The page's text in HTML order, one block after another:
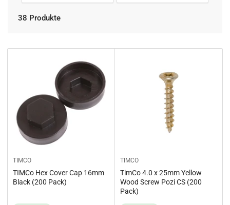
o
r
38 Produkte
TIMCO
TIMCo Hex Cover Cap 16mm
Black (200 Pack)
TIMCO
TimCo 4.0 x 25mm Yellow
Wood Screw Pozi CS (200
Pack)